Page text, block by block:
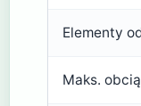
Elementy
Maks.